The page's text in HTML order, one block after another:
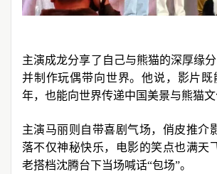
主演成龙分享了自己与熊猫的深厚缘
并制作玩偶带向世界。他说，影片既
年，也能向世界传递中国美景与熊猫文
主演马丽则自带喜剧气场，俏皮推介
落不仅神秘快乐，电影的笑点也满天
老搭档沈腾台下当场喊话“包场”。